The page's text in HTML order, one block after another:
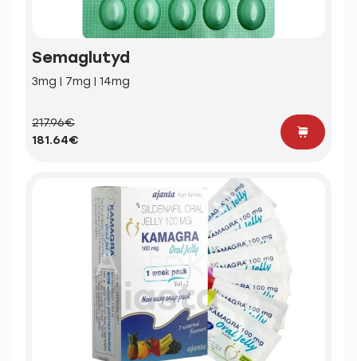
Semaglutyd
3mg | 7mg | 14mg
217.96€
181.64€